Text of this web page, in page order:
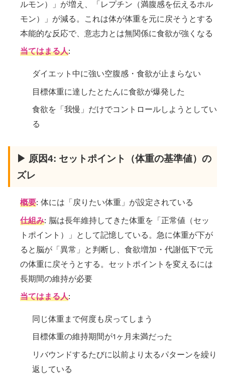
ルモン）」が増え、「レプチン（満腹感を伝えるホル
モン）」が減る。これは体が体重を元に戻そうとする
本能的な反応で、意志力とは無関係に食欲が強くなる
当てはまる人:
ダイエット中に強い空腹感・食欲が止まらない
目標体重に達したとたんに食欲が爆発した
食欲を「我慢」だけでコントロールしようとしてい
る
▶ 原因4: セットポイント（体重の基準値）の
ズレ
概要: 体には「戻りたい体重」が設定されている
仕組み: 脳は長年維持してきた体重を「正常値（セッ
トポイント）」として記憶している。急に体重が下が
ると脳が「異常」と判断し、食欲増加・代謝低下で元
の体重に戻そうとする。セットポイントを変えるには
長期間の維持が必要
当てはまる人:
同じ体重まで何度も戻ってしまう
目標体重の維持期間が1ヶ月未満だった
リバウンドするたびに以前より太るパターンを繰り
返している